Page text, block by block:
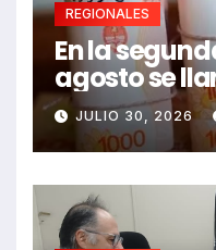
REGIONALES
En la
agosto se
paritarias
JULIO 30, 2026